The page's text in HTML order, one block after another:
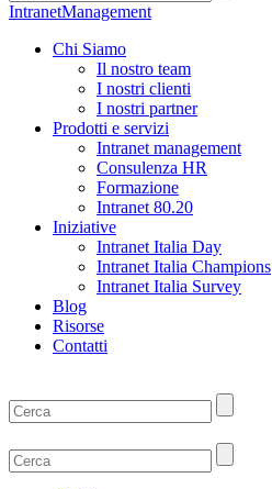
IntranetManagement
Chi Siamo
Il nostro team
I nostri clienti
I nostri partner
Prodotti e servizi
Intranet management
Consulenza HR
Formazione
Intranet 80.20
Iniziative
Intranet Italia Day
Intranet Italia Champions
Intranet Italia Survey
Blog
Risorse
Contatti